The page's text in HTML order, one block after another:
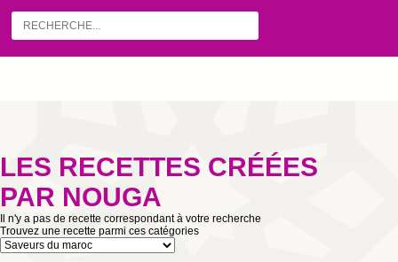
LES RECETTES CRÉÉES
PAR NOUGA
Il n'y a pas de recette correspondant à votre recherche
Trouvez une recette parmi ces catégories